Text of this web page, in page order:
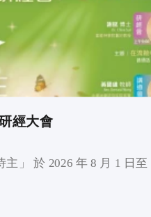
經大會
」 於 2026 年 8 月 1 日至